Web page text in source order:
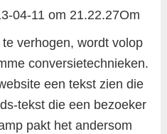
Om
verhogen, wordt volop
conversietechnieken.
een tekst zien die
tekst die een bezoeker
pakt het andersom